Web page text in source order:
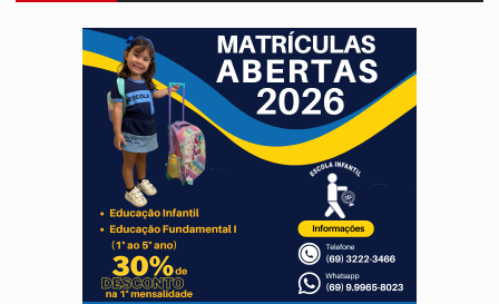
VÍDEO:Motociclista morre após bater na traseira de
PARECE UM NUGGET: Essa receita com frango virou o meu
EMPREENDEDORISMO:7 negócios que podem começar com pouco dinheiro e
GIGANTE DA AMÉRICA: Brasil reúne dimensão continental e posição
INDEPENDÊNCIA: 10 dicas importantes para quem quer
VARCENA: Cientistas descobrem nova espécie de rã em florestas
BARGANHA: Vai comprar celular usado? Veja como consultar o